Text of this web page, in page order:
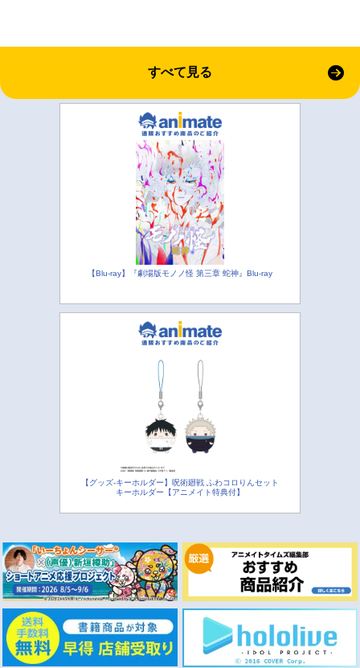
すべて見る
【Blu-ray】『劇場版モノノ怪 第三章 蛇神』Blu-ray
【グッズ-キーホルダー】呪術廻戦 ふわコロりんセット
キーホルダー【アニメイト特典付】